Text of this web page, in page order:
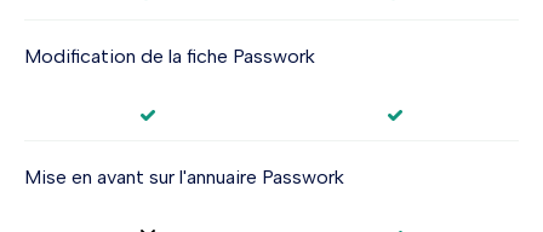
Modification de la fiche Passwork
Mise en avant sur l'annuaire Passwork